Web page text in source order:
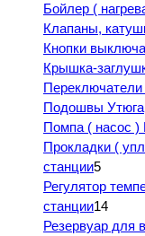
Бойлер (
Клапаны,
Кнопки
Крышка-
Переключатели
Подошвы Утюга
Помпа ( насос )
Прокладки (
станции5
Регулятор
станции14
Резервуар для